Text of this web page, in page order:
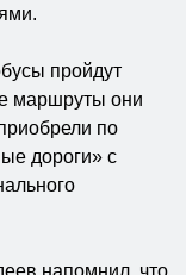
пройдут
маршруты они
по
дороги» с